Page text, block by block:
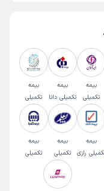
بیمه
تکمیلی
آرمان
بیمه
تکمیلی دانا
بیمه
تکمیلی
تجارت نو
بیمه
رازی
بیمه
تکمیلی
معلم
بیمه
تکمیلی